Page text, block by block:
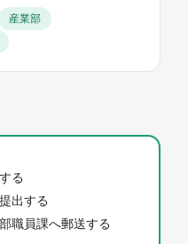
産業部
る
出する
職員課へ郵送する